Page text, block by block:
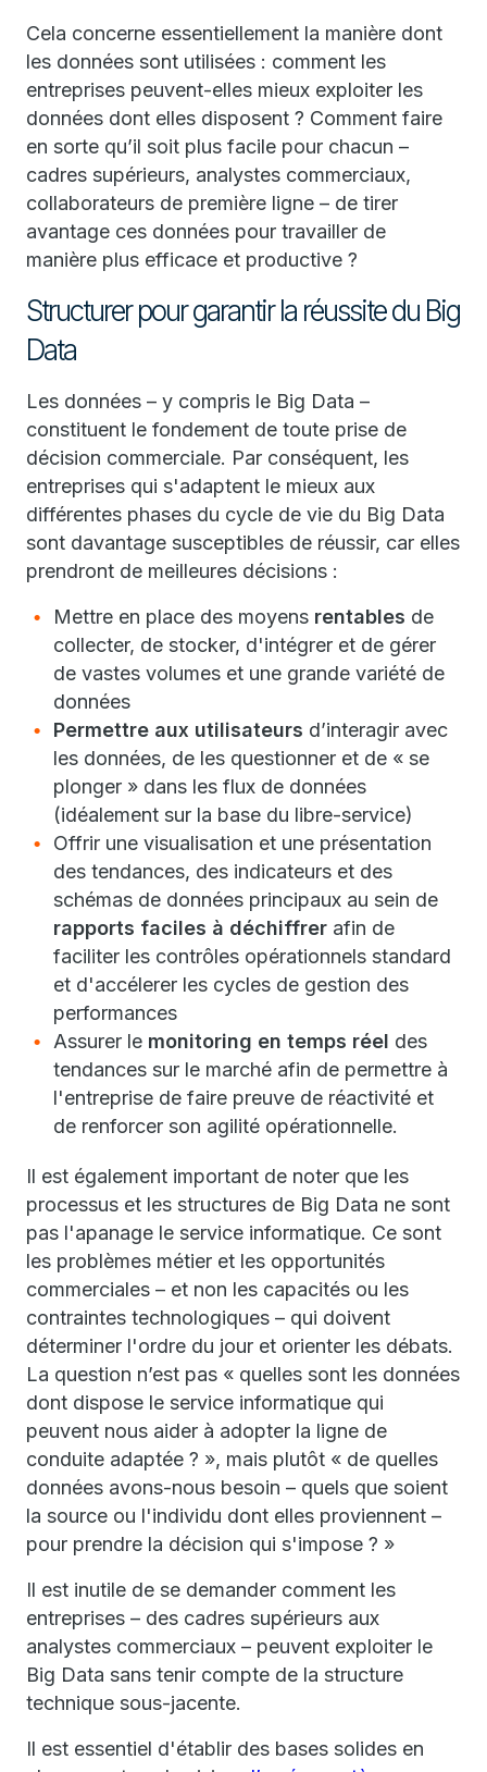
Cela concerne essentiellement la manière dont
les données sont utilisées : comment les
entreprises peuvent-elles mieux exploiter les
données dont elles disposent ? Comment faire
en sorte qu’il soit plus facile pour chacun –
cadres supérieurs, analystes commerciaux,
collaborateurs de première ligne – de tirer
avantage ces données pour travailler de
manière plus efficace et productive ?
Structurer pour garantir la réussite du Big
Data
Les données – y compris le Big Data –
constituent le fondement de toute prise de
décision commerciale. Par conséquent, les
entreprises qui s'adaptent le mieux aux
différentes phases du cycle de vie du Big Data
sont davantage susceptibles de réussir, car elles
prendront de meilleures décisions :
Mettre en place des moyens rentables de
collecter, de stocker, d'intégrer et de gérer
de vastes volumes et une grande variété de
données
Permettre aux utilisateurs d’interagir avec
les données, de les questionner et de « se
plonger » dans les flux de données
(idéalement sur la base du libre-service)
Offrir une visualisation et une présentation
des tendances, des indicateurs et des
schémas de données principaux au sein de
rapports faciles à déchiffrer afin de
faciliter les contrôles opérationnels standard
et d'accélerer les cycles de gestion des
performances
Assurer le monitoring en temps réel des
tendances sur le marché afin de permettre à
l'entreprise de faire preuve de réactivité et
de renforcer son agilité opérationnelle.
Il est également important de noter que les
processus et les structures de Big Data ne sont
pas l'apanage le service informatique. Ce sont
les problèmes métier et les opportunités
commerciales – et non les capacités ou les
contraintes technologiques – qui doivent
déterminer l'ordre du jour et orienter les débats.
La question n’est pas « quelles sont les données
dont dispose le service informatique qui
peuvent nous aider à adopter la ligne de
conduite adaptée ? », mais plutôt « de quelles
données avons-nous besoin – quels que soient
la source ou l'individu dont elles proviennent –
pour prendre la décision qui s'impose ? »
Il est inutile de se demander comment les
entreprises – des cadres supérieurs aux
analystes commerciaux – peuvent exploiter le
Big Data sans tenir compte de la structure
technique sous-jacente.
Il est essentiel d'établir des bases solides en